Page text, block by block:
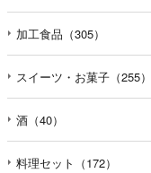
加工食品（305）
スイーツ・お菓子（255）
酒（40）
料理セット（172）